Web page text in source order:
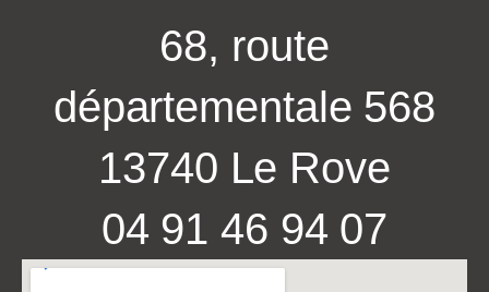
68, route
départementale 568
13740 Le Rove
04 91 46 94 07